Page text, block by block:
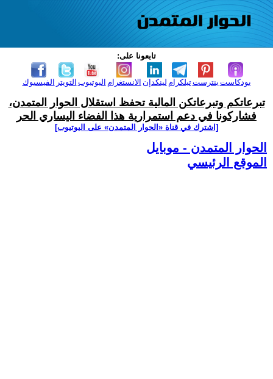
تابعونا على:
الفيسبوك التويتر اليوتيوب الانستغرام لينكدإن تيلكرامبنترست بودكاست
تبرعاتكم وتبرعاتكن المالية تحفظ استقلال الحوار المتمدن،
فشاركونا في دعم استمرارية هذا الفضاء اليساري الحر
[اشترك في قناة ‫«الحوار المتمدن» على اليوتيوب]
الحوار المتمدن - موبايل
الموقع الرئيسي